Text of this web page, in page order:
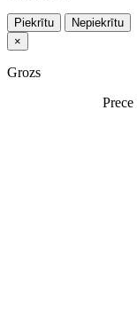
Piekrītu
Nepiekrītu
×
Grozs